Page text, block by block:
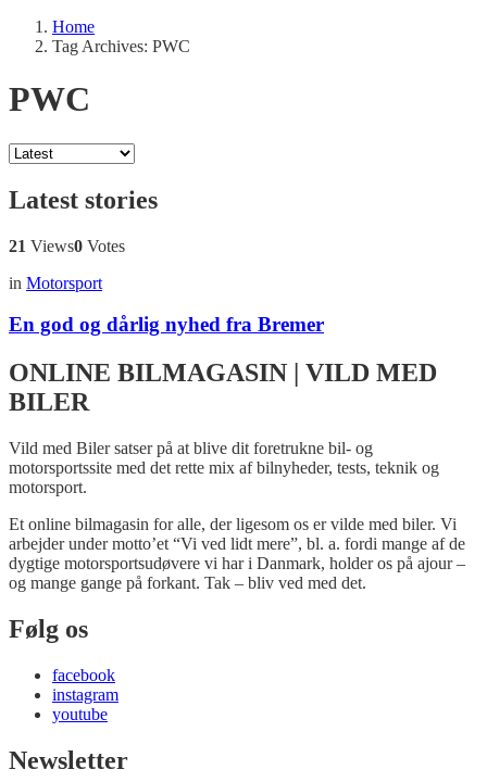
Home
Tag Archives: PWC
PWC
Latest stories
21 Views0 Votes
in Motorsport
En god og dårlig nyhed fra Bremer
ONLINE BILMAGASIN | VILD MED
BILER
Vild med Biler satser på at blive dit foretrukne bil- og
motorsportssite med det rette mix af bilnyheder, tests, teknik og
motorsport.
Et online bilmagasin for alle, der ligesom os er vilde med biler. Vi
arbejder under motto’et “Vi ved lidt mere”, bl. a. fordi mange af de
dygtige motorsportsudøvere vi har i Danmark, holder os på ajour –
og mange gange på forkant. Tak – bliv ved med det.
Følg os
facebook
instagram
youtube
Newsletter